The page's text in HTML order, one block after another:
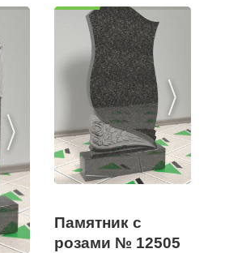
Памятник с
розами № 12505